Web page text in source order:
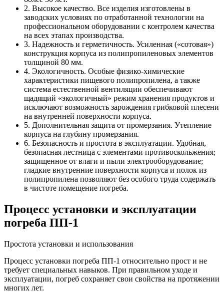
2. Высокое качество. Все изделия изготовлены в
заводских условиях по отработанной технологии на
профессиональном оборудовании с контролем качества
на всех этапах производства.
3. Надежность и герметичность. Усиленная («сотовая»)
конструкция корпуса из полипропиленовых элементов
толщиной 80 мм.
4. Экологичность. Особые физико-химические
характеристики пищевого полипропилена, а также
система естественной вентиляции обеспечивают
щадящий «экологичный» режим хранения продуктов и
исключают возможность зарождения грибковой плесени
на внутренней поверхности корпуса.
5. Дополнительная защита от промерзания. Утепление
корпуса на глубину промерзания.
6. Безопасность и простота в эксплуатации. Удобная,
безопасная лестница с элементами противоскольжения;
защищенное от влаги и пыли электрооборудование;
гладкие внутренние поверхности корпуса и полок из
полипропилена позволяют без особого труда содержать
в чистоте помещение погреба.
Процесс установки и эксплуатации
погреба ПП-1
Простота установки и использования
Процесс установки погреба ПП-1 относительно прост и не
требует специальных навыков. При правильном уходе и
эксплуатации, погреб сохраняет свои свойства на протяжении
многих лет.